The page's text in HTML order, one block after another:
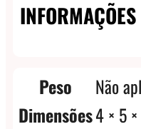
Peso
Não
Dimensões4 × 5